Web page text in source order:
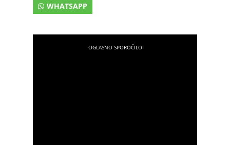
WHATSAPP